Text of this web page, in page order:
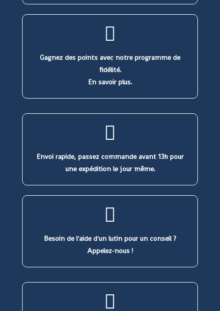
Gagnez des points avec notre programme de
fidélité.
En savoir plus.
Envoi rapide, passez commande avant 13h pour
une expédition le jour même.
Besoin de l'aide d'un lutin pour un conseil ?
Appelez-nous !